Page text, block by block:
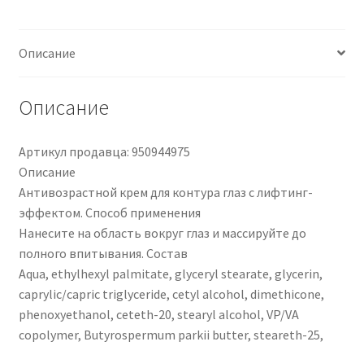
Описание
Описание
Артикул продавца: 950944975
Описание
Антивозрастной крем для контура глаз с лифтинг-
эффектом. Способ применения
Нанесите на область вокруг глаз и массируйте до
полного впитывания. Состав
Aqua, ethylhexyl palmitate, glyceryl stearate, glycerin,
caprylic/capric triglyceride, cetyl alcohol, dimethicone,
phenoxyethanol, ceteth-20, stearyl alcohol, VP/VA
copolymer, Butyrospermum parkii butter, steareth-25,